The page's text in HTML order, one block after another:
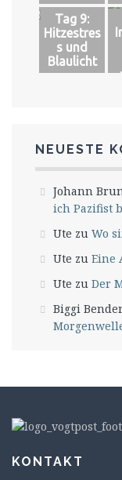
Tag 9:
Hitzestres
s und
Blaulicht
NEUESTE
Johann
ich Pazifist
Ute zu Wo
Ute zu Eine
Ute zu Der
Biggi Bender
KONTAKT